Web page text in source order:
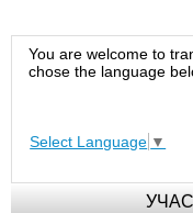
You are welcome to
chose the language
Select Language ▼